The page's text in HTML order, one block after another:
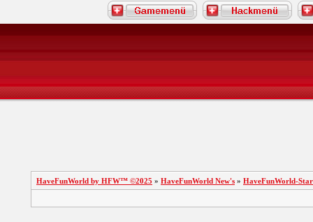
HaveFunWorld by HFW™ ©2025 » HaveFunWorld New's » HaveFunWorld-